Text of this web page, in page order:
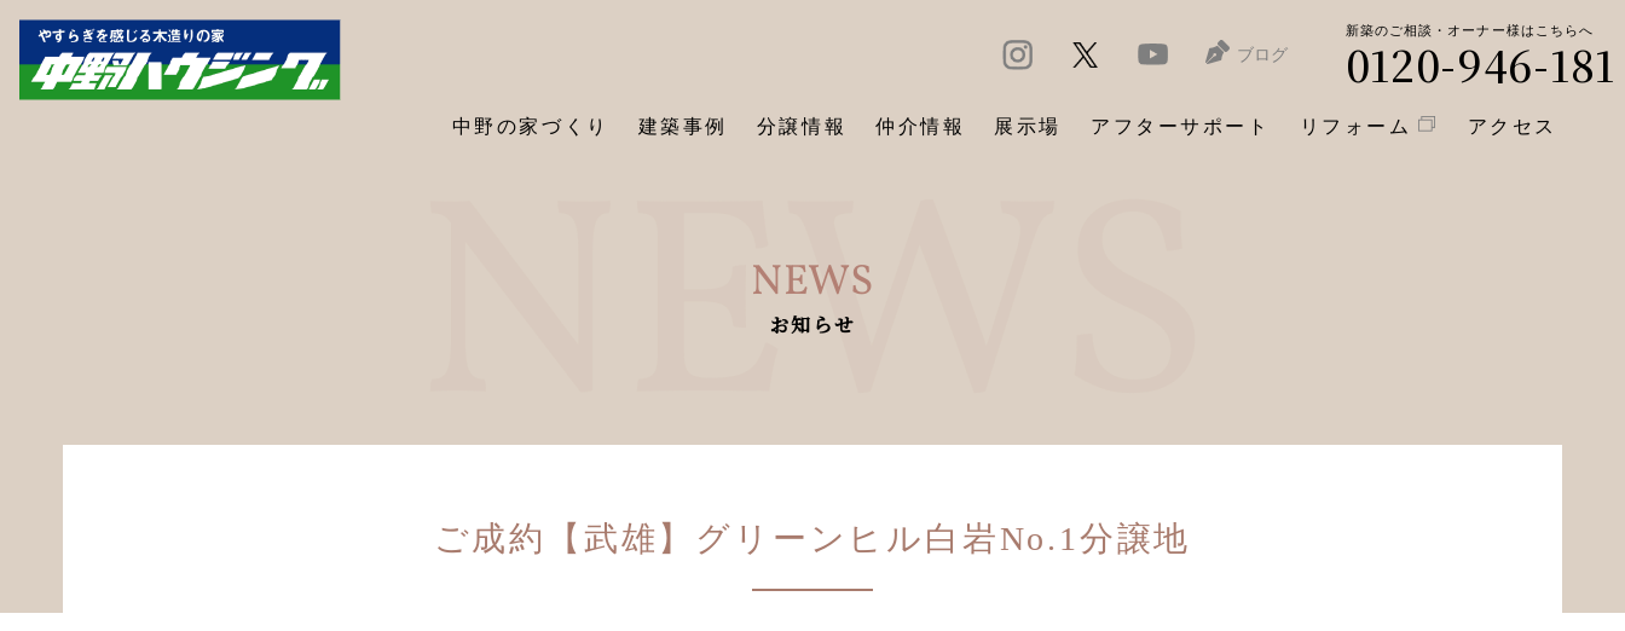
ブログ
新築のご相談・オーナー様はこちらへ
0120-946-181
中野の家づくり 建築事例 分譲情報 仲介情報 展示場 アフターサポート リフォーム アクセス
NEWS
お知らせ
ご成約【武雄】グリーンヒル白岩No.1分譲地